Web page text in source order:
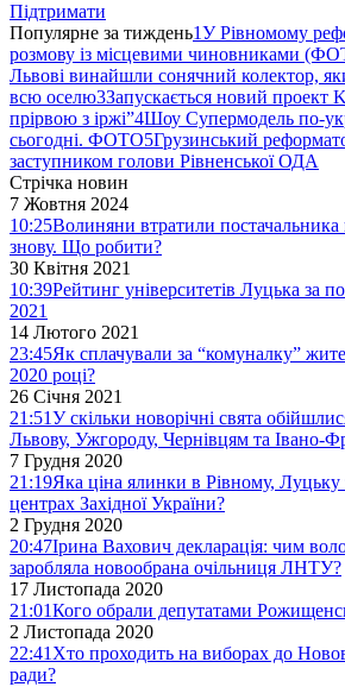
Підтримати
Популярне за тиждень1У Рівномому
розмову із місцевими чиновниками
Львові винайшли сонячний колектор,
всю оселю3Запускається новий проект
прірвою з іржі”4Шоу Супермодель по-
сьогодні. ФОТО5Грузинський
заступником голови Рівненської ОДА
Стрічка новин
7 Жовтня 2024
10:25Волиняни втратили постачальника
знову. Що робити?
30 Квітня 2021
10:39Рейтинг університетів Луцька за
2021
14 Лютого 2021
23:45Як сплачували за “комуналку”
2020 році?
26 Січня 2021
21:51У скільки новорічні свята
Львову, Ужгороду, Чернівцям та Івано-
7 Грудня 2020
21:19Яка ціна ялинки в Рівному,
центрах Західної України?
2 Грудня 2020
20:47Ірина Вахович декларація: чим
заробляла новообрана очільниця ЛНТУ?
17 Листопада 2020
21:01Кого обрали депутатами
2 Листопада 2020
22:41 Хто проходить на виборах до
ради?